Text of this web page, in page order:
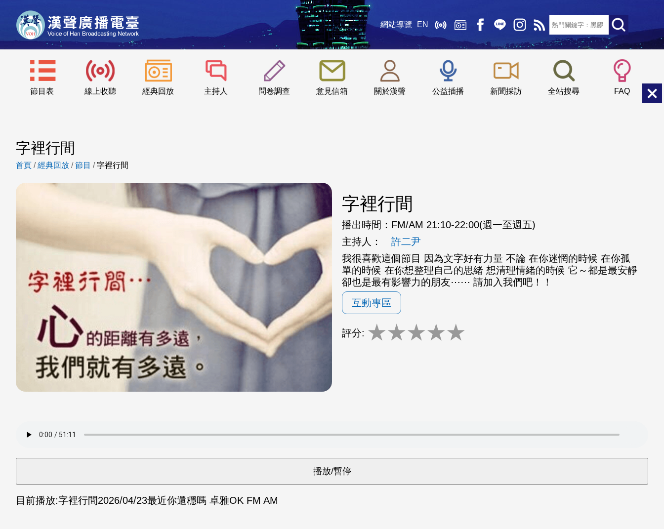
網站導覽 EN
節目表 線上收聽 經典回放 主持人 問卷調查 意見信箱 關於漢聲 公益插播 新聞採訪 全站搜尋 FAQ
::: 小 中
字裡行間
首頁 /經典回放 /節目 /字裡行間
字裡行間
播出時間： FM/AM 21:10-22:00(週一至週五)
主持人：
許二尹
我很喜歡這個節目 因為文字好有力量 不論 在你迷惘的時候 在你孤
單的時候 在你想整理自己的思緒 想清理情緒的時候 它～都是最安靜
卻也是最有影響力的朋友⋯⋯ 請加入我們吧！！
互動專區
評分: ★★★★★
目前播放:字裡行間2026/04/23最近你還穩嗎 卓雅OK FM AM